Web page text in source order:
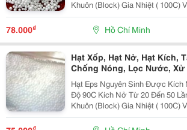
Khuôn (Block) Gia Nhiệt ( 100C)
Hợp Cho Ra Sản Phẩm Foam
Eps. Sản Phẩm Mốp Xốp
78.000₫ Hồ Chí Minh
Hạt Xốp, Hạt Nở, Hạt Kích,
Chống Nóng, Lọc Nước,
Hạt Eps Nguyên Sinh Được Kích
Độ 90C Kích Nở Từ 20 Đến 50
Khuôn (Block) Gia Nhiệt ( 100C)
Hợp Cho Ra Sản Phẩm Foam
Eps. Sản Phẩm Mốp Xốp
₫